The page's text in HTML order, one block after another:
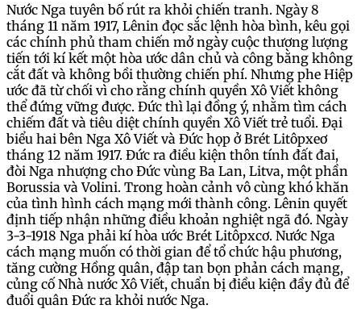
Nước Nga tuyên bố rút ra khỏi chiến tranh. Ngày 8
tháng 11 năm 1917, Lênin đọc sắc lệnh hòa bình, kêu gọi
các chính phủ tham chiến mở ngày cuộc thương lượng
tiến tới kí kết một hòa ước dân chủ và công bằng không
cắt đất và không bồi thường chiến phí. Nhưng phe Hiệp
ước đã từ chối vì cho rằng chính quyền Xô Viết không
thể đứng vững được. Đức thì lại đồng ý, nhằm tìm cách
chiếm đất và tiêu diệt chính quyền Xô Viết trẻ tuổi. Đại
biểu hai bên Nga Xô Viết và Đức họp ở Brét Litôpxeơ
tháng 12 năm 1917. Đức ra điều kiện thôn tính đất đai,
đòi Nga nhượng cho Đức vùng Ba Lan, Litva, một phần
Borussia và Volini. Trong hoàn cảnh vô cùng khó khăn
của tình hình cách mạng mới thành công. Lênin quyết
định tiếp nhận những điều khoản nghiệt ngã đó. Ngày
3-3-1918 Nga phải kí hòa ước Brét Litôpxcơ. Nước Nga
cách mạng muốn có thời gian để tổ chức hậu phương,
tăng cường Hồng quân, đập tan bọn phản cách mạng,
củng cố Nhà nước Xô Viết, chuẩn bị điều kiện đầy đủ để
đuổi quân Đức ra khỏi nước Nga.